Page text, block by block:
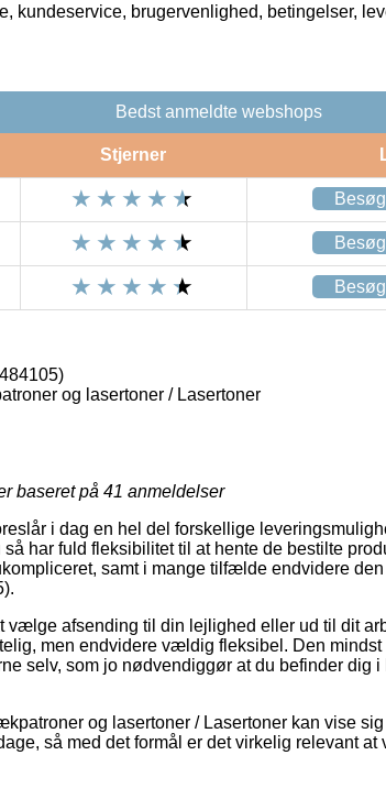
kundeservice, brugervenlighed, betingelser,
Bedst anmeldte webshops
Stjerner
og lasertoner / Lasertoner
baseret på 41 anmeldelser
i dag en hel del forskellige
har fuld fleksibilitet til at hente de bestilte
samt i mange tilfælde endvidere
vælge afsending til din lejlighed eller ud til dit
men endvidere vældig fleksibel. Den
selv, som jo nødvendiggør at du befinder dig i
og lasertoner / Lasertoner kan vise
så med det formål er det virkelig relevant